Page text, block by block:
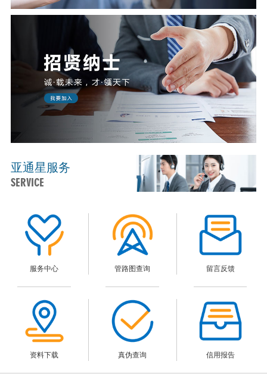
亚通星服务
SERVICE
服务中心 管路图查询 留言反馈
资料下载 真伪查询 信用报告